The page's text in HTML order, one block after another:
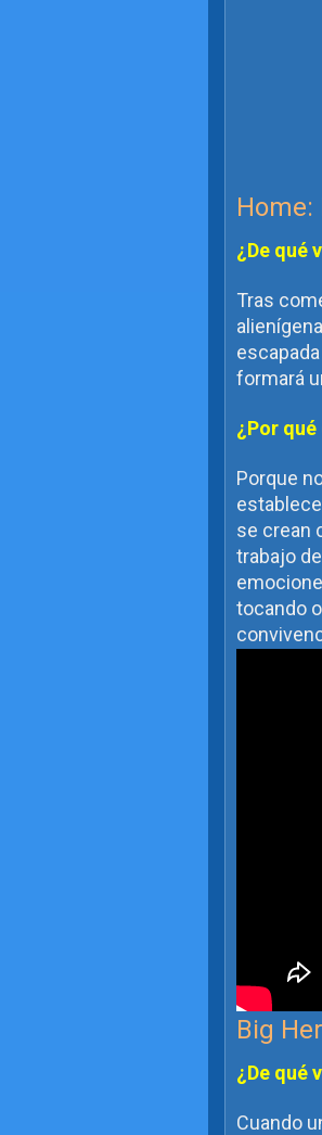
Home:
¿De qué
Tras
formará
¿Por
Porque
se crean
trabajo
tocando
Big
¿De qué
Cuando